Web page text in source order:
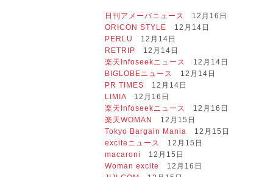
日刊アメーバニュース
12月16日
ORICON STYLE 12月14日
PERLU
12月14日
RETRIP 12月14日
楽天Infoseekニュース
12月14日
BIGLOBEニュース
12月14日
PR TIMES 12月14日
LIMIA 12月16日
楽天Infoseekニュース
12月16日
楽天WOMAN
12月15日
Tokyo Bargain Mania 12月15日
exciteニュース
12月15日
macaroni
12月15日
Woman excite
12月16日